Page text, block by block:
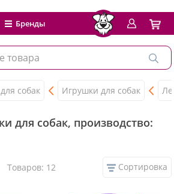
Бренды
собак Игрушки для собак
для собак, производство:
Товаров: 12 Сортировка